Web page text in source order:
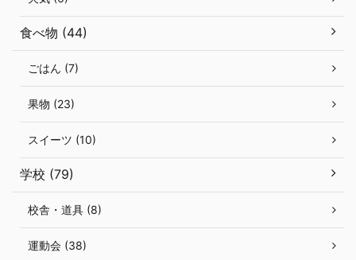
食べ物 (44)
ごはん (7)
果物 (23)
スイーツ (10)
学校 (79)
校舎・道具 (8)
運動会 (38)